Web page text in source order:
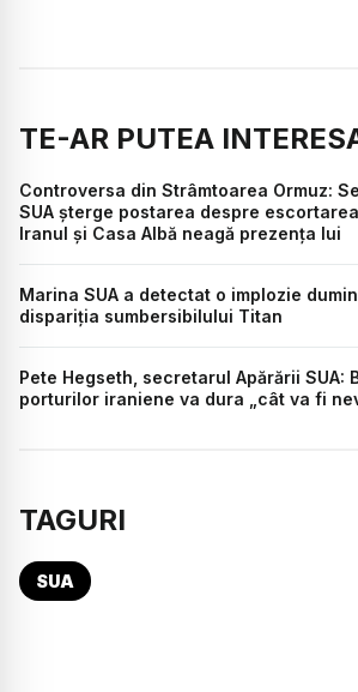
TE-AR PUTEA
Controversa din Strâmtoarea Ormuz:
SUA șterge postarea despre
Iranul și Casa Albă neagă prezența lui
Marina SUA a detectat o implozie
dispariția sumbersibilului Titan
Pete Hegseth, secretarul Apărării SUA:
porturilor iraniene va dura „cât va fi
TAGURI
SUA